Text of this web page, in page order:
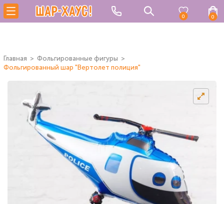
0 0
Главная
Фольгированные фигуры
Фольгированный шар "Вертолет полиция"